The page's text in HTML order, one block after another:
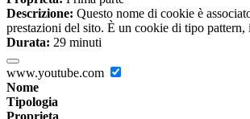
Descrizione: Questo nome di cookie è
prestazioni del sito. È un cookie di tipo
Durata: 29 minuti
www.youtube.com
Nome
Tipologia